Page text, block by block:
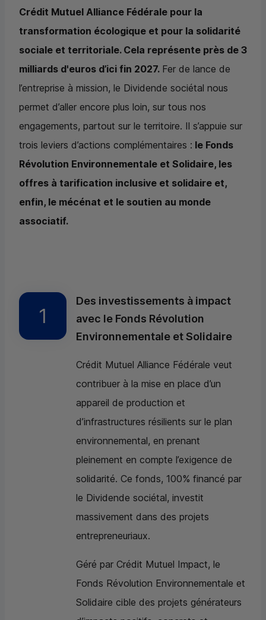
Crédit Mutuel Alliance Fédérale pour la
transformation écologique et pour la solidarité
sociale et territoriale. Cela représente près de 3
milliards d'euros d’ici fin 2027. Fer de lance de
l’entreprise à mission, le Dividende sociétal nous
permet d’aller encore plus loin, sur tous nos
engagements, partout sur le territoire. Il s’appuie sur
trois leviers d’actions complémentaires : le Fonds
Révolution Environnementale et Solidaire, les
offres à tarification inclusive et solidaire et,
enfin, le mécénat et le soutien au monde
associatif.
Des investissements à impact
avec le Fonds Révolution
Environnementale et Solidaire
Crédit Mutuel Alliance Fédérale veut
contribuer à la mise en place d’un
appareil de production et
d’infrastructures résilients sur le plan
environnemental, en prenant
pleinement en compte l’exigence de
solidarité. Ce fonds, 100% financé par
le Dividende sociétal, investit
massivement dans des projets
entrepreneuriaux.
Géré par Crédit Mutuel Impact, le
Fonds Révolution Environnementale et
Solidaire cible des projets générateurs